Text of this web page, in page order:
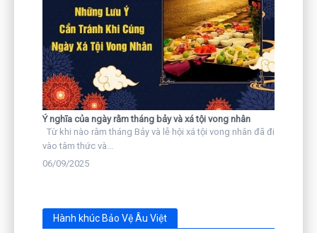
Ý nghĩa của ngày rằm tháng bảy và xá tội vong nhân
Từ khi nào rằm tháng Bảy và lễ hội xá tội vong nhân đã đi
vào tâm thức và...
06/09/2025
Hành khúc Bảo Vệ Âu Việt